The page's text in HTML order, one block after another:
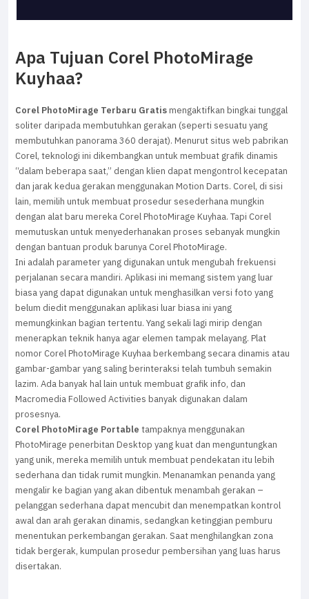
Apa Tujuan Corel PhotoMirage
Kuyhaa?
Corel PhotoMirage Terbaru Gratismengaktifkan bingkai tunggal
soliter daripada membutuhkan gerakan (seperti sesuatu yang
membutuhkan panorama 360 derajat). Menurut situs web pabrikan
Corel, teknologi ini dikembangkan untuk membuat grafik dinamis
“dalam beberapa saat,” dengan klien dapat mengontrol kecepatan
dan jarak kedua gerakan menggunakan Motion Darts. Corel, di sisi
lain, memilih untuk membuat prosedur sesederhana mungkin
dengan alat baru mereka Corel PhotoMirage Kuyhaa. Tapi Corel
memutuskan untuk menyederhanakan proses sebanyak mungkin
dengan bantuan produk barunya Corel PhotoMirage.
Ini adalah parameter yang digunakan untuk mengubah frekuensi
perjalanan secara mandiri. Aplikasi ini memang sistem yang luar
biasa yang dapat digunakan untuk menghasilkan versi foto yang
belum diedit menggunakan aplikasi luar biasa ini yang
memungkinkan bagian tertentu. Yang sekali lagi mirip dengan
menerapkan teknik hanya agar elemen tampak melayang. Plat
nomor Corel PhotoMirage Kuyhaa berkembang secara dinamis atau
gambar-gambar yang saling berinteraksi telah tumbuh semakin
lazim. Ada banyak hal lain untuk membuat grafik info, dan
Macromedia Followed Activities banyak digunakan dalam
prosesnya.
Corel PhotoMirage Portable tampaknya menggunakan
PhotoMirage penerbitan Desktop yang kuat dan menguntungkan
yang unik, mereka memilih untuk membuat pendekatan itu lebih
sederhana dan tidak rumit mungkin. Menanamkan penanda yang
mengalir ke bagian yang akan dibentuk menambah gerakan –
pelanggan sederhana dapat mencubit dan menempatkan kontrol
awal dan arah gerakan dinamis, sedangkan ketinggian pemburu
menentukan perkembangan gerakan. Saat menghilangkan zona
tidak bergerak, kumpulan prosedur pembersihan yang luas harus
disertakan.